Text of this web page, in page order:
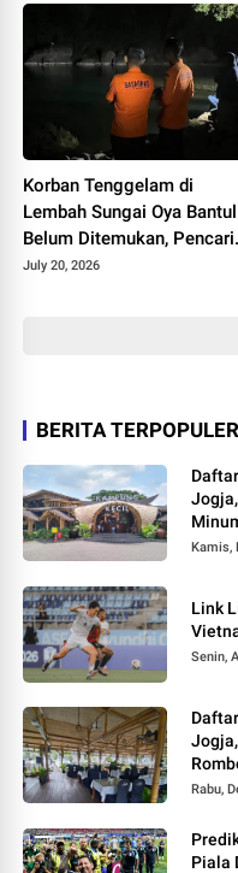
Korban Tenggelam di
Lembah Sungai Oya Bantul
Belum Ditemukan,
Dilanjutkan Selasa
July 20, 2026
BERITA TERPOPULER
Kamis,
Link
Senin,
Rabu,
Piala